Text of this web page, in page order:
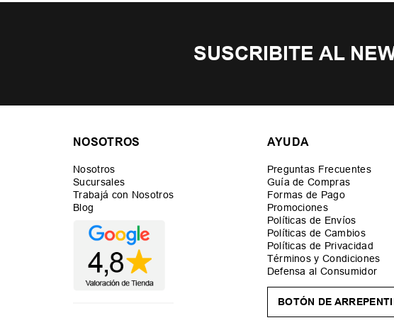
SUSCRIBITE AL
NOSOTROS
Nosotros
Sucursales
Trabajá con Nosotros
Blog
AYUDA
Preguntas Frecuentes
Guía de Compras
Formas de Pago
Promociones
Políticas de Envíos
Políticas de Cambios
Políticas de Privacidad
Términos y Condiciones
Defensa al Consumidor
BOTÓN DE